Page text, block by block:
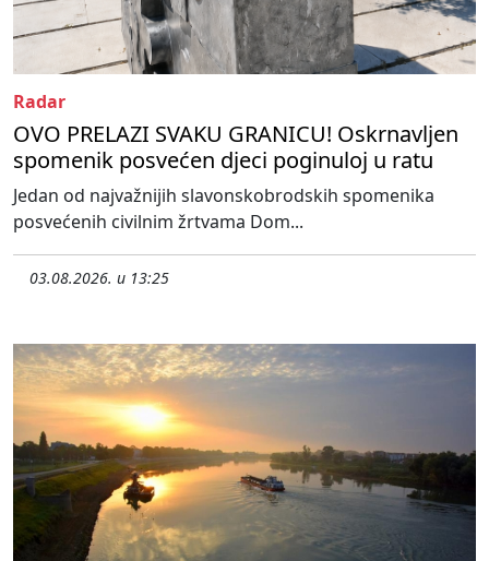
Radar
OVO PRELAZI SVAKU GRANICU! Oskrnavljen
spomenik posvećen djeci poginuloj u ratu
Jedan od najvažnijih slavonskobrodskih spomenika
posvećenih civilnim žrtvama Dom...
03.08.2026. u 13:25